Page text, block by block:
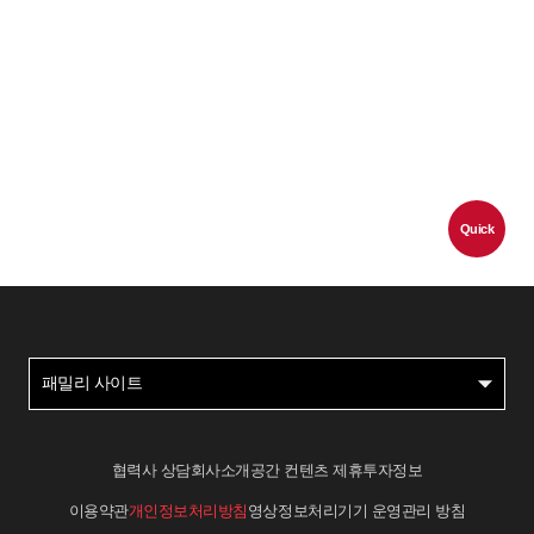
Quick
패밀리 사이트
협력사 상담회사소개 공간 컨텐츠 제휴투자정보
이용약관개인정보처리방침 영상정보처리기기 운영관리 방침